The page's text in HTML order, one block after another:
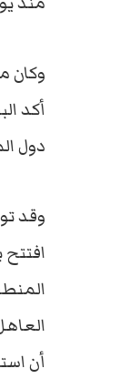
وكان
أكد
دول
وقد
أن